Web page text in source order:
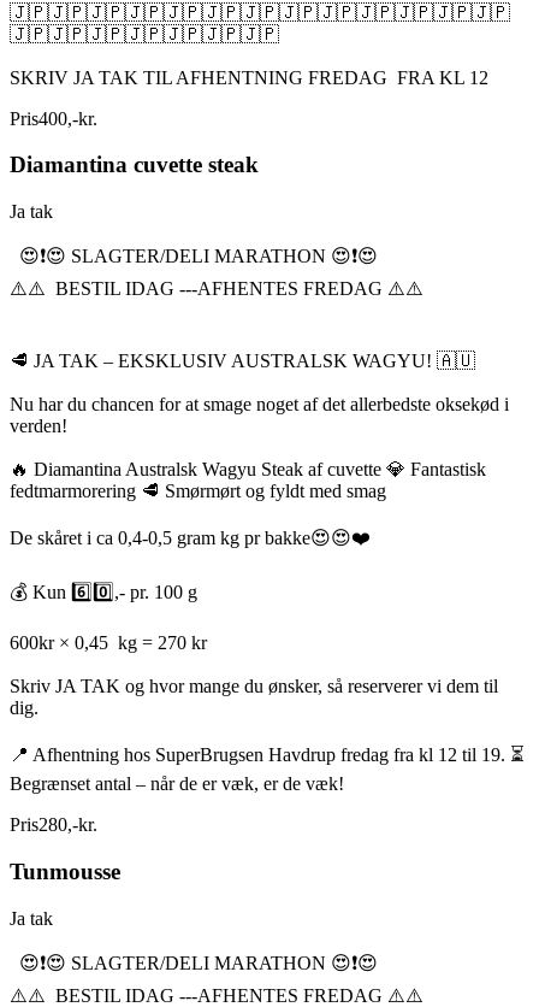
🇯🇵🇯🇵🇯🇵🇯🇵🇯🇵🇯🇵🇯🇵🇯🇵🇯🇵🇯🇵🇯🇵🇯🇵🇯🇵
🇯🇵🇯🇵🇯🇵🇯🇵🇯🇵🇯🇵🇯🇵
SKRIV JA TAK TIL AFHENTNING FREDAG FRA KL 12
Pris400,-kr.
Diamantina cuvette steak
Ja tak
😍❗️😍 SLAGTER/DELI MARATHON 😍❗️😍
⚠️⚠️ BESTIL IDAG ---AFHENTES FREDAG ⚠️⚠️
🥩 JA TAK – EKSKLUSIV AUSTRALSK WAGYU! 🇦🇺
Nu har du chancen for at smage noget af det allerbedste oksekød i
verden!
🔥 Diamantina Australsk Wagyu Steak af cuvette 💎 Fantastisk
fedtmarmorering 🥩 Smørmørt og fyldt med smag
De skåret i ca 0,4-0,5 gram kg pr bakke😍😍❤️
💰 Kun 6️⃣0️⃣,- pr. 100 g
600kr × 0,45 kg = 270 kr
Skriv JA TAK og hvor mange du ønsker, så reserverer vi dem til
dig.
📍 Afhentning hos SuperBrugsen Havdrup fredag fra kl 12 til 19. ⏳
Begrænset antal – når de er væk, er de væk!
Pris280,-kr.
Tunmousse
Ja tak
😍❗️😍 SLAGTER/DELI MARATHON 😍❗️😍
⚠️⚠️ BESTIL IDAG ---AFHENTES FREDAG ⚠️⚠️